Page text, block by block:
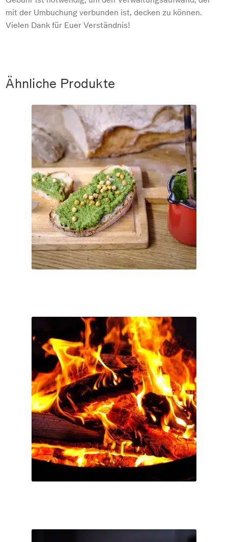
mit der Umbuchung verbunden ist, decken zu können.
Vielen Dank für Euer Verständnis!
Ähnliche Produkte
So. 20.09.2026 Kaiserfrühstück
0
€
–
45
€
Frühstück am Buffet – 100% biologisch, inkl. sind Wasser, frische
Säfte, Filterkaffee, Tee und auch ein Gläschen Crémant. ...
inkl. MwSt.
Kostenfreier Versand
Ticket buchen
Dieses
Produkt
Varianten
Produktseite
gewählt
werden
Benachrichtige mich, wenn
verfügbar
Fr. 27.11.2026 Menüabend
0
€
–
100
€
3 Gang Menü - 100% biologisch, gezaubert am offenen Feuer des
Holzbackofens inklusive Aperitif, Wasser, Espresso und 3 Frei-
Getränke ...
inkl. MwSt.
Kostenfreier Versand
Lieferzeit:
Nach Zahlungseingang per Email.
Dieses
Produkt
mehrere
So. 20.12.2026 Happy Sunday – Das Sonntagsessen